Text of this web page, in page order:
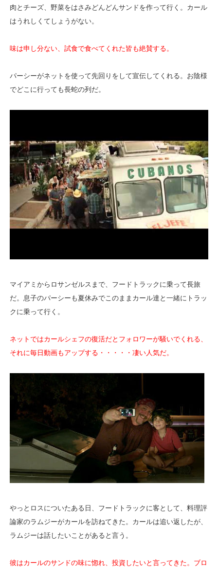
肉とチーズ、野菜をはさみどんどんサンドを作って行く。カール
はうれしくてしょうがない。
味は申し分ない、試食で食べてくれた皆も絶賛する。
パーシーがネットを使って先回りをして宣伝してくれる。お陰様
でどこに行っても長蛇の列だ。
マイアミからロサンゼルスまで、フードトラックに乗って長旅
だ。息子のパーシーも夏休みでこのままカール達と一緒にトラッ
クに乗って行く。
ネットではカールシェフの復活だとフォロワーが騒いでくれる、
それに毎日動画もアップする・・・・・凄い人気だ。
やっとロスについたある日、フードトラックに客として、料理評
論家のラムジーがカールを訪ねてきた。カールは追い返したが、
ラムジーは話したいことがあると言う。
彼はカールのサンドの味に惚れ、投資したいと言ってきた。ブロ